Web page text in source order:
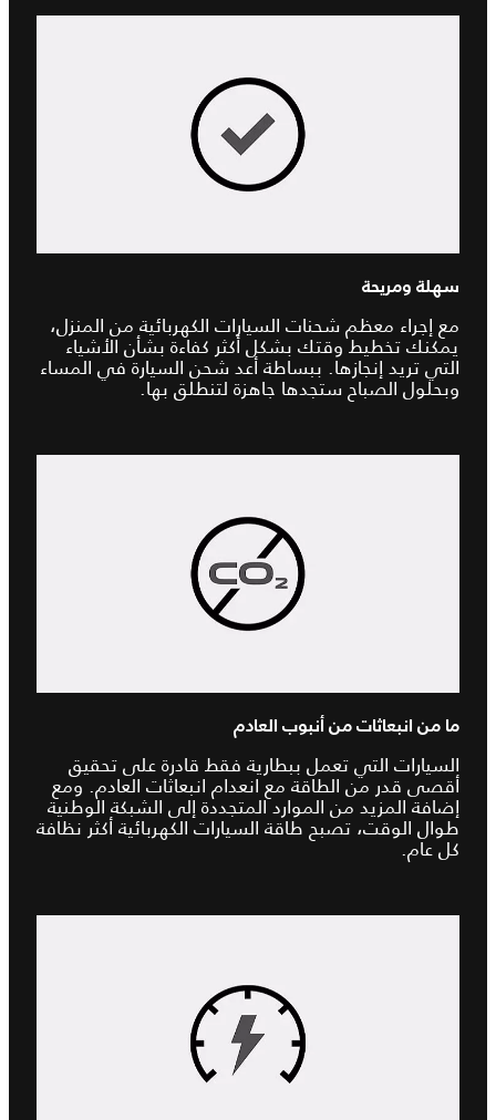
سهلة ومريحة
مع إجراء معظم شحنات السيارات الكهربائية من المنزل،
يمكنك تخطيط وقتك بشكل أكثر كفاءة بشأن الأشياء
التي تريد إنجازها. ببساطة أعد شحن السيارة في المساء
وبحلول الصباح ستجدها جاهزة لتنطلق بها.
ما من انبعاثات من أنبوب العادم
السيارات التي تعمل ببطارية فقط قادرة على تحقيق
أقصى قدر من الطاقة مع انعدام انبعاثات العادم. ومع
إضافة المزيد من الموارد المتجددة إلى الشبكة الوطنية
طوال الوقت، تصبح طاقة السيارات الكهربائية أكثر نظافة
كل عام.